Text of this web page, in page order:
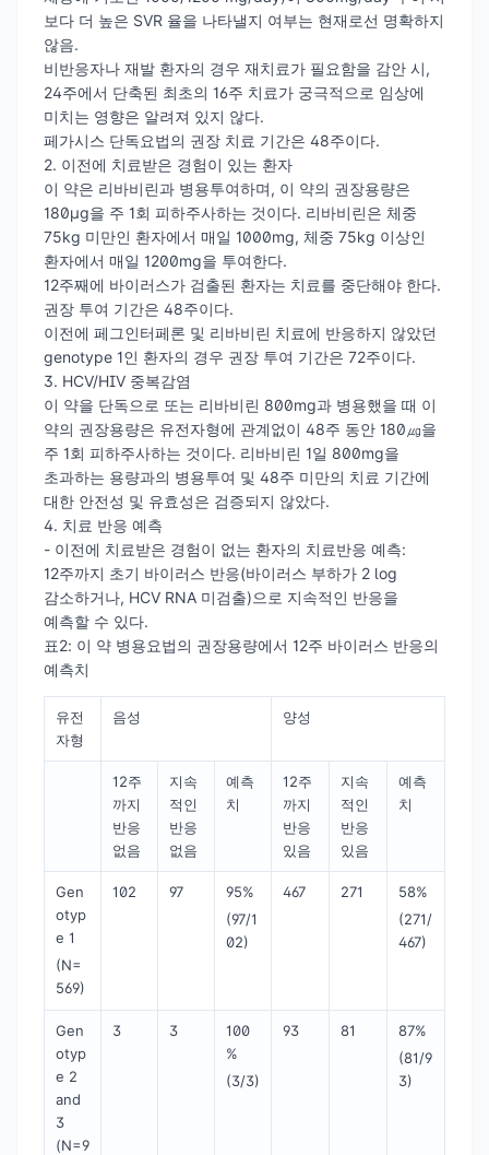
보다 더 높은 SVR 율을 나타낼지 여부는 현재로선 명확하지
않음.
비반응자나 재발 환자의 경우 재치료가 필요함을 감안 시,
24주에서 단축된 최초의 16주 치료가 궁극적으로 임상에
미치는 영향은 알려져 있지 않다.
페가시스 단독요법의 권장 치료 기간은 48주이다.
2. 이전에 치료받은 경험이 있는 환자
이 약은 리바비린과 병용투여하며, 이 약의 권장용량은
180μg을 주 1회 피하주사하는 것이다. 리바비린은 체중
75kg 미만인 환자에서 매일 1000mg, 체중 75kg 이상인
환자에서 매일 1200mg을 투여한다.
12주째에 바이러스가 검출된 환자는 치료를 중단해야 한다.
권장 투여 기간은 48주이다.
이전에 페그인터페론 및 리바비린 치료에 반응하지 않았던
genotype 1인 환자의 경우 권장 투여 기간은 72주이다.
3. HCV/HIV 중복감염
이 약을 단독으로 또는 리바비린 800mg과 병용했을 때 이
약의 권장용량은 유전자형에 관계없이 48주 동안 180㎍을
주 1회 피하주사하는 것이다. 리바비린 1일 800mg을
초과하는 용량과의 병용투여 및 48주 미만의 치료 기간에
대한 안전성 및 유효성은 검증되지 않았다.
4. 치료 반응 예측
- 이전에 치료받은 경험이 없는 환자의 치료반응 예측:
12주까지 초기 바이러스 반응(바이러스 부하가 2 log
감소하거나, HCV RNA 미검출)으로 지속적인 반응을
예측할 수 있다.
표2: 이 약 병용요법의 권장용량에서 12주 바이러스 반응의
예측치
유전
자형
음성 양성
12주
까지
반응
없음
지속
적인
반응
없음
예측
치
12주
까지
반응
있음
지속
적인
반응
있음
예측
치
Gen
otyp
e 1
(N=
569)
102 97
95%
(97/1
02)
467 271
58%
(271/
467)
Gen
otyp
e 2
and
3
(N=9
3 3
100
%
(3/3)
93 81
87%
(81/9
3)